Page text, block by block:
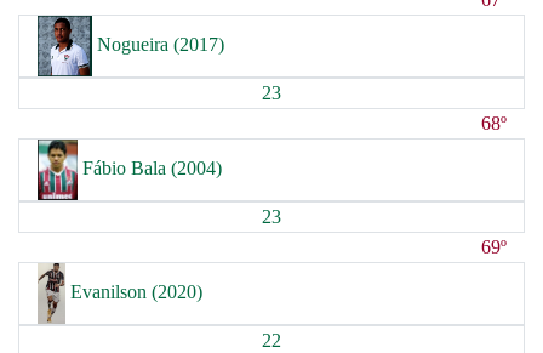
Nogueira (2017)
23
68º
Fábio Bala (2004)
23
69º
Evanilson (2020)
22